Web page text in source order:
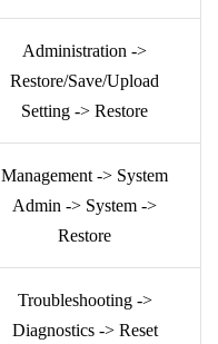
Administration ->
Restore/Save/Upload
Setting -> Restore
Management -> System
Admin -> System ->
Restore
Troubleshooting ->
Diagnostics -> Reset